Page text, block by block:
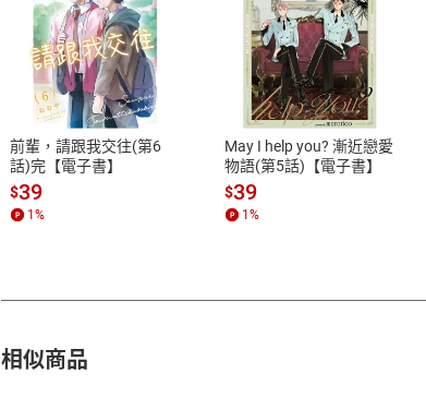
付款方式
ATM轉帳、信用卡、LINE PAY、AFTEE
本店
之權
除權
質各
照各
前輩，請跟我交往(第6
話)完【電子書】
$39
1%
May I help you? 漸近戀愛
物語(第5話)【電子書】
$39
1%
相似商品